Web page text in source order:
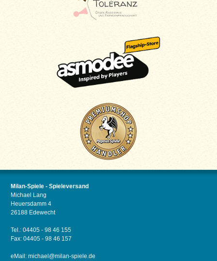
Milan-Spiele - Spieleversand
Michael Lang
Heuersdamm 4
26188 Edewecht
Tel.: 04405 - 98 46 155
Fax: 04405 - 98 46 157
eMail:michael@milan-spiele.de